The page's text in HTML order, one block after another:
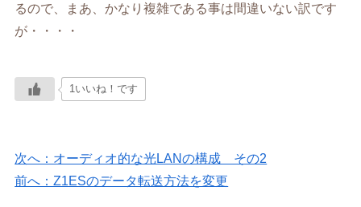
るので、まあ、かなり複雑である事は間違いない訳です
が・・・・
1いいね！です
次へ：オーディオ的な光LANの構成 その2
前へ：Z1ESのデータ転送方法を変更